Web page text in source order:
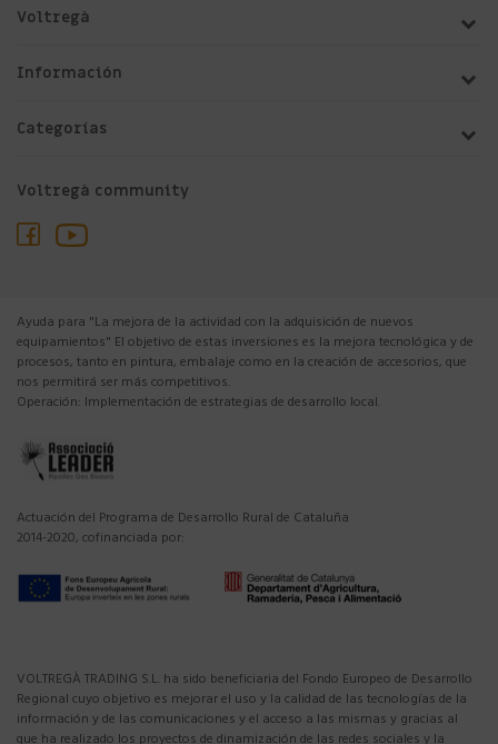
Voltregà
Información
Categorías
Voltregà community
Ayuda para "La mejora de la actividad con la adquisición de nuevos
equipamientos" El objetivo de estas inversiones es la mejora tecnológica y de
procesos, tanto en pintura, embalaje como en la creación de accesorios, que
nos permitirá ser más competitivos.
Operación: Implementación de estrategias de desarrollo local.
Actuación del Programa de Desarrollo Rural de Cataluña
2014-2020, cofinanciada por:
VOLTREGÀ TRADING S.L. ha sido beneficiaria del Fondo Europeo de Desarrollo
Regional cuyo objetivo es mejorar el uso y la calidad de las tecnologías de la
información y de las comunicaciones y el acceso a las mismas y gracias al